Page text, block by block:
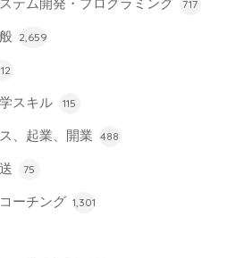
テム開発・プログラミング 717
2,659
スキル 115
、起業、開業 488
75
ーチング 1,301